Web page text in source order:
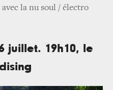
la nu soul / électro
juillet. 19h10, le